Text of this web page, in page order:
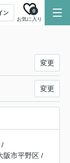
ン
お気に入り
0
変更
変更
/
阪市平野区 /